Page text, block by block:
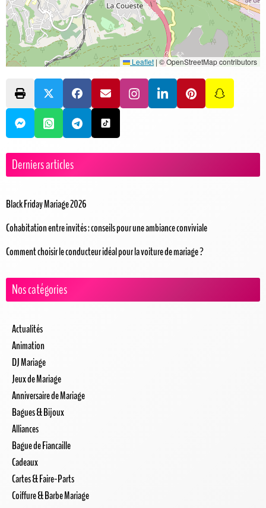
Leaflet | © OpenStreetMap contributors
Derniers articles
Black Friday Mariage 2026
Cohabitation entre invités : conseils pour une ambiance conviviale
Comment choisir le conducteur idéal pour la voiture de mariage ?
Nos catégories
Actualités
Animation
DJ Mariage
Jeux de Mariage
Anniversaire de Mariage
Bagues & Bijoux
Alliances
Bague de Fiancaille
Cadeaux
Cartes & Faire-Parts
Coiffure & Barbe Mariage